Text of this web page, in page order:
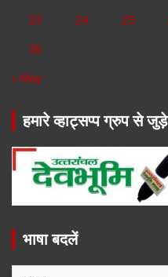
23 24 25
30
« May
हमारे व्हाट्सप्प ग्रुप से जुड़े
भाषा बदलें